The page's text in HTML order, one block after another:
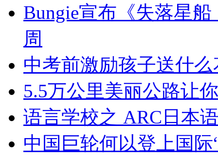
Bungie宣布《失落星
周
中考前激励孩子送什么
5.5万公里美丽公路让
语言学校之 ARC日本
中国巨轮何以登上国